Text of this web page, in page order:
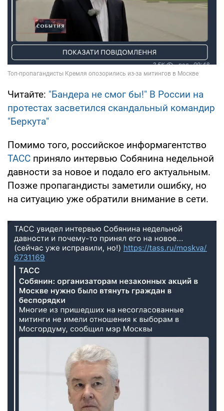
Читайте: "Бандера не смог бы!" В России на
протестах засветился скандальный командир
"Беркута"
Помимо того, российское информагентство
ТАСС приняло интервью Собянина недельной
давности за новое и подало его актуальным.
Позже пропагандисты заметили ошибку, но
на ситуацию уже обратили внимание в сети.